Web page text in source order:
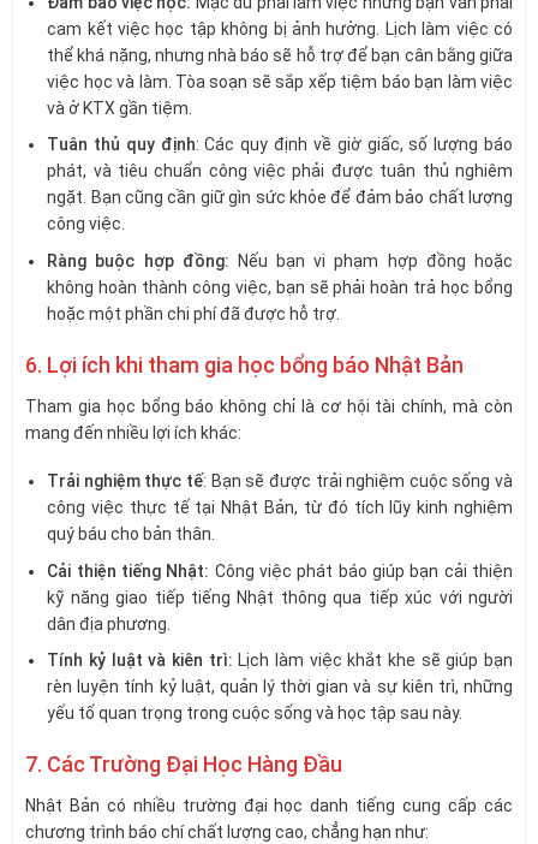
cam kết việc học tập không bị ảnh hưởng. Lịch làm việc có
thể khá nặng, nhưng nhà báo sẽ hỗ trợ để bạn cân bằng giữa
việc học và làm. Tòa soạn sẽ sắp xếp tiệm báo bạn làm việc
và ở KTX gần tiệm.
Tuân thủ quy định: Các quy định về giờ giấc, số lượng báo
phát, và tiêu chuẩn công việc phải được tuân thủ nghiêm
ngặt. Bạn cũng cần giữ gìn sức khỏe để đảm bảo chất lượng
công việc.
Ràng buộc hợp đồng: Nếu bạn vi phạm hợp đồng hoặc
không hoàn thành công việc, bạn sẽ phải hoàn trả học bổng
hoặc một phần chi phí đã được hỗ trợ.
6. Lợi ích khi tham gia học bổng báo Nhật Bản
Tham gia học bổng báo không chỉ là cơ hội tài chính, mà còn
mang đến nhiều lợi ích khác:
Trải nghiệm thực tế: Bạn sẽ được trải nghiệm cuộc sống và
công việc thực tế tại Nhật Bản, từ đó tích lũy kinh nghiệm
quý báu cho bản thân.
Cải thiện tiếng Nhật: Công việc phát báo giúp bạn cải thiện
kỹ năng giao tiếp tiếng Nhật thông qua tiếp xúc với người
dân địa phương.
Tính kỷ luật và kiên trì: Lịch làm việc khắt khe sẽ giúp bạn
rèn luyện tính kỷ luật, quản lý thời gian và sự kiên trì, những
yếu tố quan trọng trong cuộc sống và học tập sau này.
7. Các Trường Đại Học Hàng Đầu
Nhật Bản có nhiều trường đại học danh tiếng cung cấp các
chương trình báo chí chất lượng cao, chẳng hạn như: